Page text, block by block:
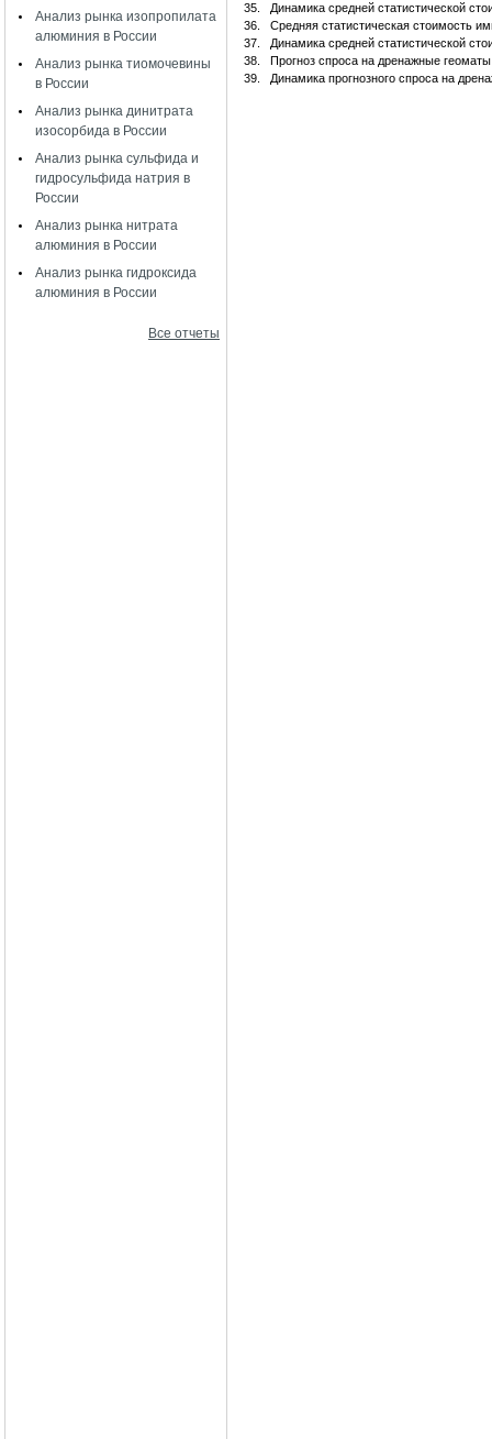
Анализ рынка изопропилата
алюминия в России
Анализ рынка тиомочевины
в России
Анализ рынка динитрата
изосорбида в России
Анализ рынка сульфида и
гидросульфида натрия в
России
Анализ рынка нитрата
алюминия в России
Анализ рынка гидроксида
алюминия в России
Все отчеты
35.
Динамика средней статистической
36.
Средняя статистическая стоимость
37.
Динамика средней статистической
38.
Прогноз спроса на дренажные
39.
Динамика прогнозного спроса на